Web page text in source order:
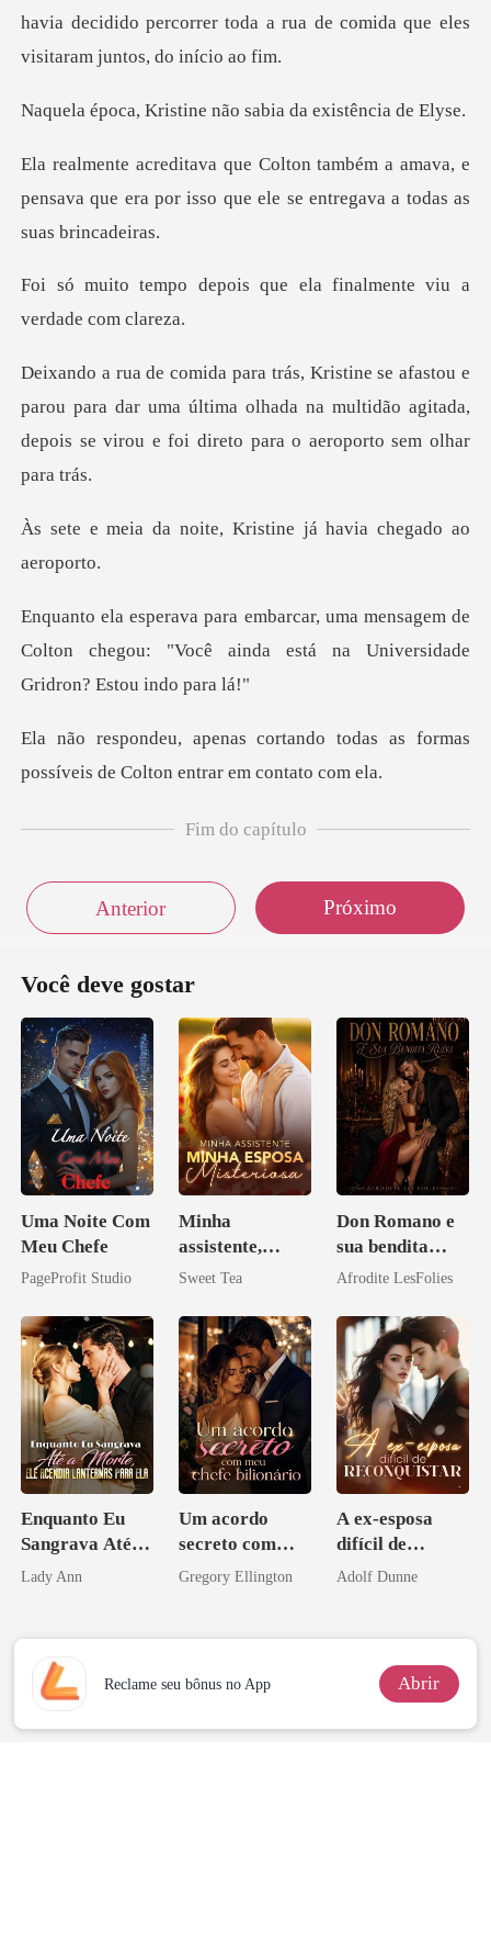
havia decidido percorrer toda a rua de com
tine não sabia da e
a amava, e
pensava que era por isso que ele
s que ela finalmente viu
arou para dar uma última olhada na multidão agitada,
depois
te, Kristine já havia
nsagem de
Colton chegou: "Você ainda está n
do todas as formas
possíveis de
Fim do capítulo
Anterior Próximo
Você deve gostar
Uma Noite Com
Meu Chefe
PageProfit Studio
Minha
assistente,
minha esposa
Sweet Tea
Don Romano e
sua bendita
ruína
Afrodite LesFolies
Enquanto Eu
Sangrava Até a
Morte, Ele
Ela
Lady Ann
Um acordo
secreto com
meu chefe
Gregory Ellington
A ex-esposa
difícil de
reconquistar
Adolf Dunne
Reclame seu bônus no App Abrir